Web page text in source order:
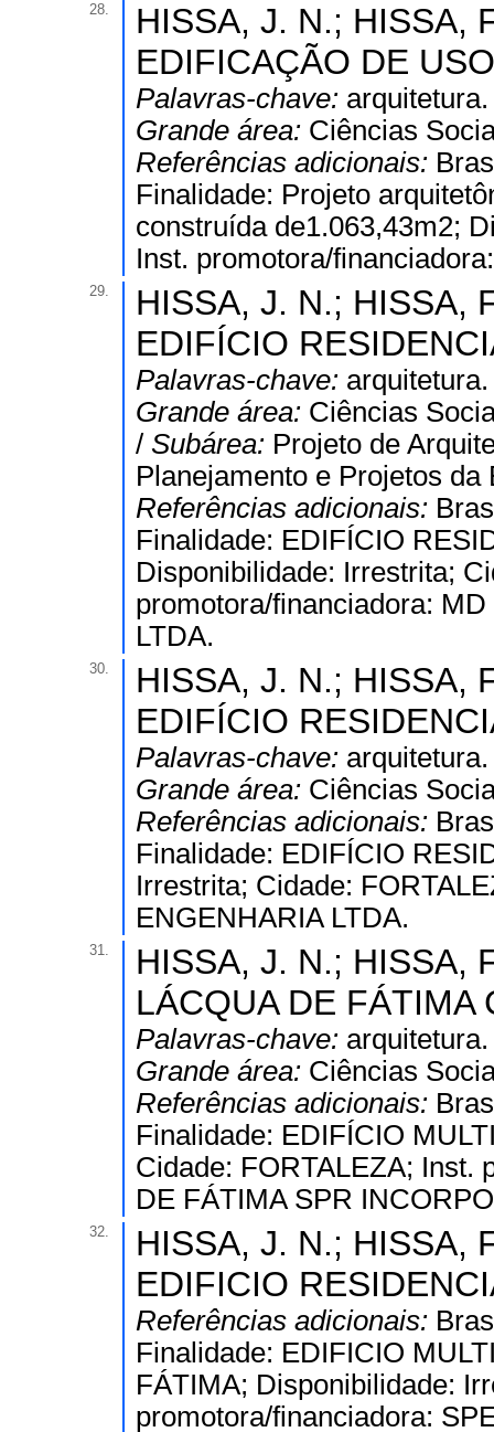
28.
HISSA, J. N.; HISSA,
EDIFICAÇÃO DE
Palavras-chave: arquitetura.
Grande área: Ciências
Referências adicionais:
Finalidade: Projeto
construída de1.063,43m2;
Inst. promotora/
29.
HISSA, J. N.; HISSA,
EDIFÍCIO
Palavras-chave: arquitetura.
Grande área: Ciências
/ Subárea: Projeto de
Planejamento e Projetos da
Referências adicionais:
Finalidade: EDIFÍCIO
Disponibilidade: Irrestrita;
promotora/financiadora:
LTDA.
30.
HISSA, J. N.; HISSA,
EDIFÍCIO
Palavras-chave: arquitetura.
Grande área: Ciências
Referências adicionais:
Finalidade: EDIFÍCIO
Irrestrita; Cidade:
ENGENHARIA LTDA.
31.
HISSA, J. N.; HISSA,
LÁCQUA DE
Palavras-chave: arquitetura.
Grande área: Ciências
Referências adicionais:
Finalidade: EDIFÍCIO
Cidade: FORTALEZA; Inst.
DE FÁTIMA SPR
32.
HISSA, J. N.; HISSA,
EDIFICIO
Referências adicionais:
Finalidade: EDIFICIO
FÁTIMA; Disponibilidade:
promotora/financiadora: